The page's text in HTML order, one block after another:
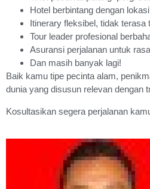
Hotel berbintang dengan
Itinerary fleksibel, tidak terasa
Tour leader profesional
Asuransi perjalanan untuk
Dan masih banyak lagi!
Baik kamu tipe pecinta alam,
dunia yang disusun relevan dengan
Kosultasikan segera perjalanan